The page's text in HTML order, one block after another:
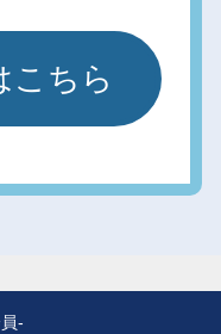
こちら
-